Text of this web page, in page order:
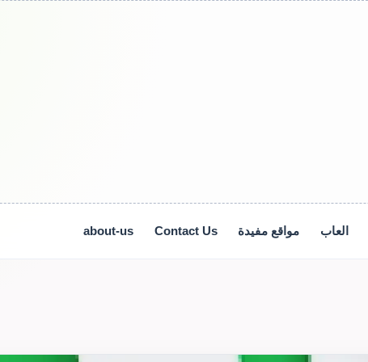
العاب مواقع مفيدة Contact Us
about-us